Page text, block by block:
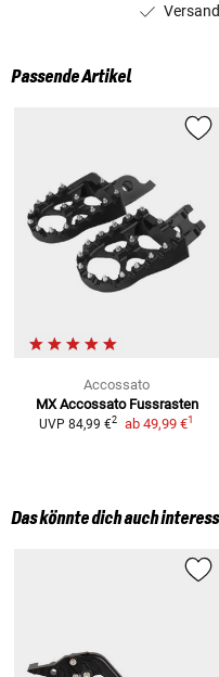
Passende Artikel
Accossato
MX Accossato Fussrasten
UVP 84,99 €2 ab 49,99 €1
Das könnte dich auch